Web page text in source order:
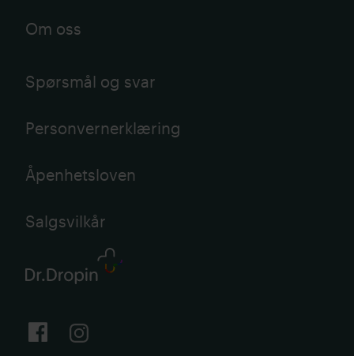
Om oss
Spørsmål og svar
Personvernerklæring
Åpenhetsloven
Salgsvilkår